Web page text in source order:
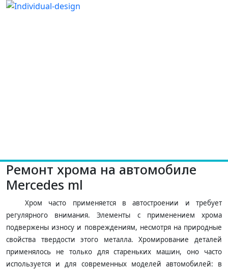
Ремонт хрома на автомобиле
Mercedes ml
Хром часто применяется в автостроении и требует
регулярного внимания. Элементы с применением хрома
подвержены износу и повреждениям, несмотря на природные
свойства твердости этого металла. Хромирование деталей
применялось не только для стареньких машин, оно часто
используется и для современных моделей автомобилей: в